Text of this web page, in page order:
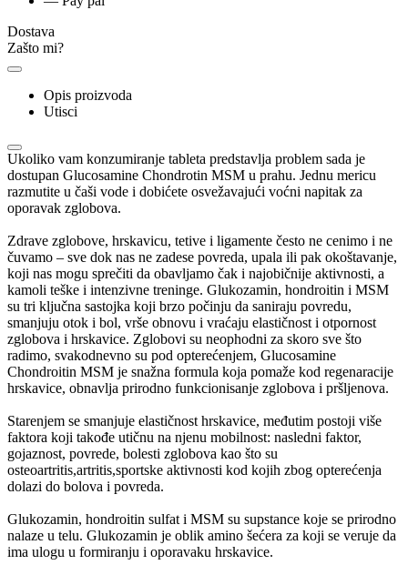
Dostava
Zašto mi?
Opis proizvoda
Utisci
Ukoliko vam konzumiranje tableta predstavlja problem sada je
dostupan Glucosamine Chondrotin MSM u prahu. Jednu mericu
razmutite u čaši vode i dobićete osvežavajući voćni napitak za
oporavak zglobova.
Zdrave zglobove, hrskavicu, tetive i ligamente često ne cenimo i ne
čuvamo – sve dok nas ne zadese povreda, upala ili pak okoštavanje,
koji nas mogu sprečiti da obavljamo čak i najobičnije aktivnosti, a
kamoli teške i intenzivne treninge. Glukozamin, hondroitin i MSM
su tri ključna sastojka koji brzo počinju da saniraju povredu,
smanjuju otok i bol, vrše obnovu i vraćaju elastičnost i otpornost
zglobova i hrskavice. Zglobovi su neophodni za skoro sve što
radimo, svakodnevno su pod opterećenjem, Glucosamine
Chondroitin MSM je snažna formula koja pomaže kod regenaracije
hrskavice, obnavlja prirodno funkcionisanje zglobova i pršljenova.
Starenjem se smanjuje elastičnost hrskavice, međutim postoji više
faktora koji takođe utičnu na njenu mobilnost: nasledni faktor,
gojaznost, povrede, bolesti zglobova kao što su
osteoartritis,artritis,sportske aktivnosti kod kojih zbog opterećenja
dolazi do bolova i povreda.
Glukozamin, hondroitin sulfat i MSM su supstance koje se prirodno
nalaze u telu. Glukozamin je oblik amino šećera za koji se veruje da
ima ulogu u formiranju i oporavaku hrskavice.